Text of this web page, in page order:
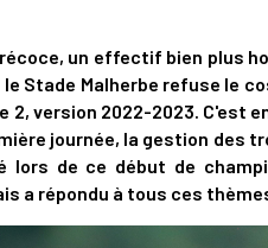
un effectif bien plus
Stade Malherbe refuse le
2, version 2022-2023. C'est
journée, la gestion des
lors de ce début de
a répondu à tous ces